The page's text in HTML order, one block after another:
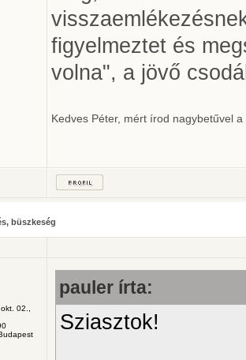
figyelmeztet és
volna", a jövő
Kedves Péter, mért írod nagybetűvel a
büszkeség
02.,
pauler írta:
Sziasztok!